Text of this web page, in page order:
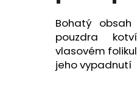
Bohatý obsah
pouzdra
vlasovém
jeho vypadnutí